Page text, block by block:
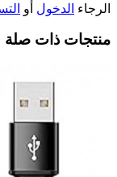
الرجاء الدخول أو
منتجات ذات صلة